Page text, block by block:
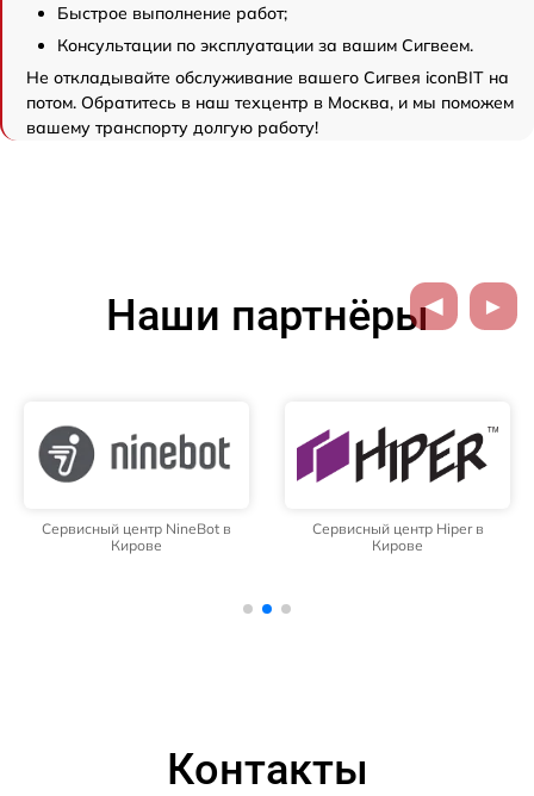
Быстрое выполнение работ;
Консультации по эксплуатации за вашим Сигвеем.
Не откладывайте обслуживание вашего Сигвея iconBIT на
потом. Обратитесь в наш техцентр в Москва, и мы поможем
вашему транспорту долгую работу!
Наши партнёры
Сервисный центр NineBot в
Кирове
Сервисный центр Hiper в
Кирове
Контакты